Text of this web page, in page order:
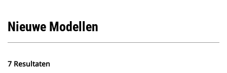
Nieuwe Modellen
7 Resultaten